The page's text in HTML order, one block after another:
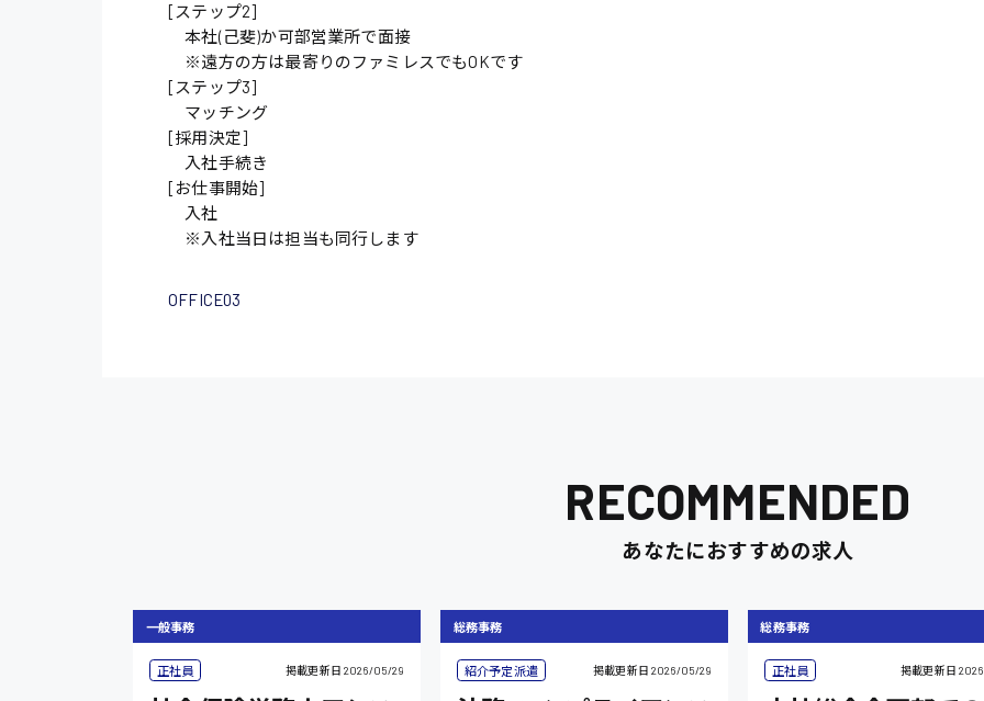
[ステップ2]
本社(己斐)か可部営業所で面接
※遠方の方は最寄りのファミレスでもOKです
[ステップ3]
マッチング
[採用決定]
入社手続き
[お仕事開始]
入社
※入社当日は担当も同行します
OFFICE03
RECOMMENDED
あなたにおすすめの求人
一般事務
正社員 掲載更新日 2026/05/29
総務事務
紹介予定派遣 掲載更新日 2026/05/29
総務事務
正社員 掲載更新日